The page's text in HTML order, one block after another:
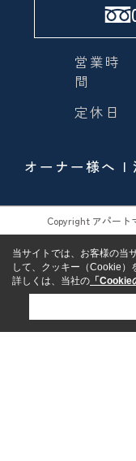
営業時
間
定休日
オーナー様へ
Copyright アパート
当サイトでは、お客様の当
して、クッキー（Cookie）
詳しくは、当社の 「Cookie